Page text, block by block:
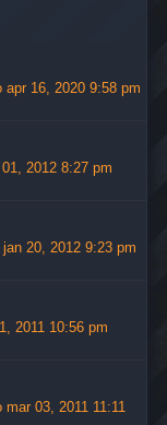
apr 16, 2020 9:58 pm
2012 8:27 pm
jan 20, 2012 9:23 pm
2011 10:56 pm
mar 03, 2011 11:11